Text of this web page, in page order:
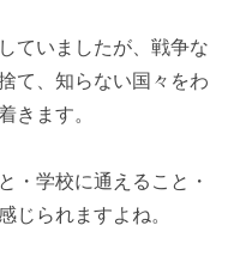
ていましたが、戦争な
て、知らない国々をわ
きます。
・学校に通えること・
じられますよね。